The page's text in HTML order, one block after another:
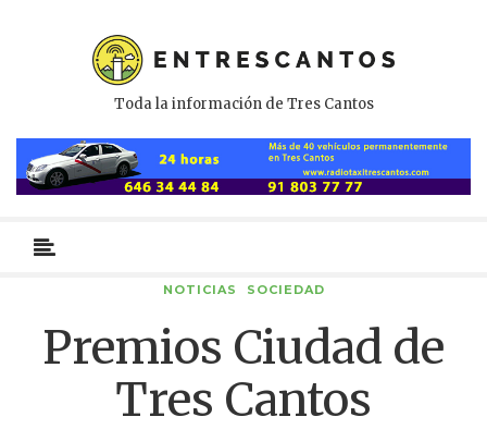
Toda la información de Tres Cantos
primario
NOTICIAS SOCIEDAD
Premios Ciudad de
Tres Cantos